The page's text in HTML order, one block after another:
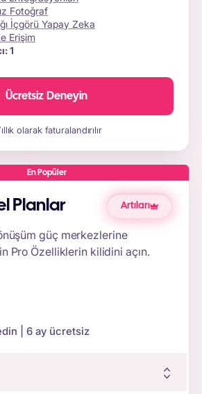
Fotoğraf
İçgörü Yapay Zeka
Erişim
1
Ücretsiz Deneyin
olarak faturalandırılır
En Popüler
Planlar Artıları
güç merkezlerine
Pro Özelliklerin kilidini açın.
| 6 ay ücretsiz